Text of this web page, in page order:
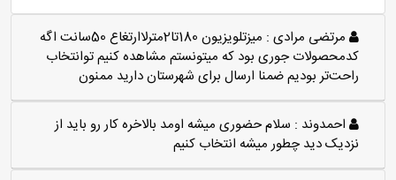
مرتضی مرادی :
میزتلویزیون 180تا2مترلاارتغاع 50سانت اگه
کدمحصولات جوری بود که میتونستم مشاهده کنیم توانتخاب
راحت‌تر بودیم ضمنا ارسال برای شهرستان دارید ممنون
احمدوند : سلام حضوری میشه اومد بالاخره کار رو باید از
نزدیک دید چطور میشه انتخاب کنیم